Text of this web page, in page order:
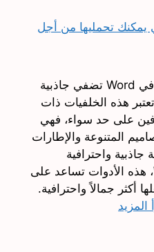
الخلفيات التي يمكنك كتابتها في Word تضفي جاذبية
هذه الخلفيات ذات
على حد سواء، فهي
المتنوعة والإطارات
جاذبية واحترافية
لمستنداتك في برنامج Word، هذه الأدوات تساعد على
أكثر جمالاً واحترافية.
المزيد